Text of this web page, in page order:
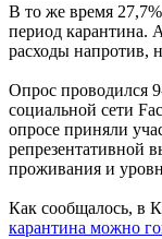
В то же время
период карантина.
расходы напротив,
Опрос проводился
социальной сети
опросе приняли
репрезентативной
проживания и
Как сообщалось, в
карантина можно